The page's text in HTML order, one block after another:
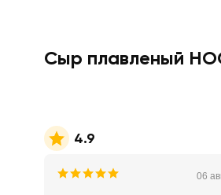
Сыр плавленый
4.9
06